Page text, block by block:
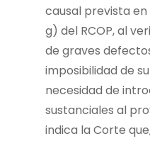
causal prevista en
g) del RCOP, al
de graves
imposibilidad de
necesidad de
sustanciales al
indica la Corte